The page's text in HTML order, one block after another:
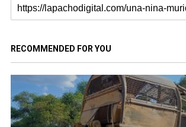
RECOMMENDED FOR YOU